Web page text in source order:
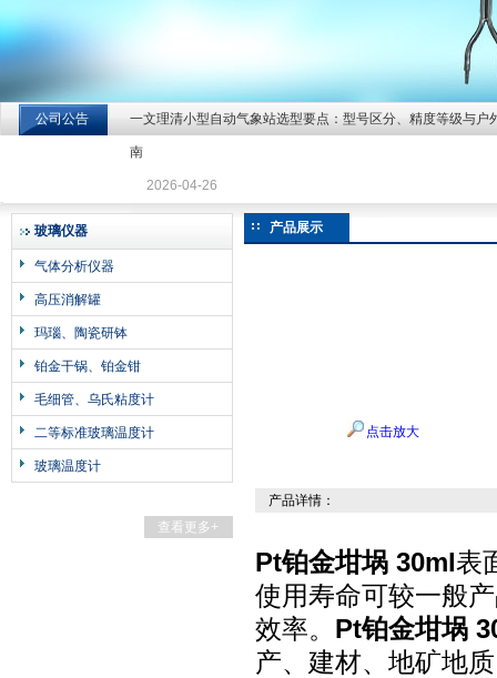
北京北拓仪器设备有限公司
公司公告 一文理清小型自动气象站选型要点：型号区分、精度等级与户
南
2026-04-26
玻璃仪器
气体分析仪器
高压消解罐
玛瑙、陶瓷研钵
铂金干锅、铂金钳
毛细管、乌氏粘度计
二等标准玻璃温度计
玻璃温度计
查看更多+
产品展示
点击放大
产品详情：
Pt铂金坩埚 30ml表
使用寿命可较一般
效率。 Pt铂金坩埚
产、建材、地矿地